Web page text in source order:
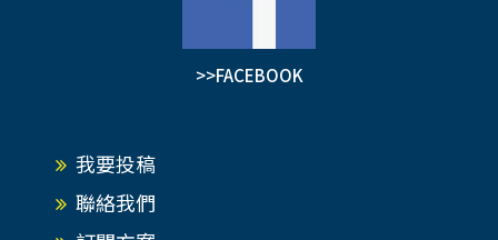
>>FACEBOOK
我要投稿
聯絡我們